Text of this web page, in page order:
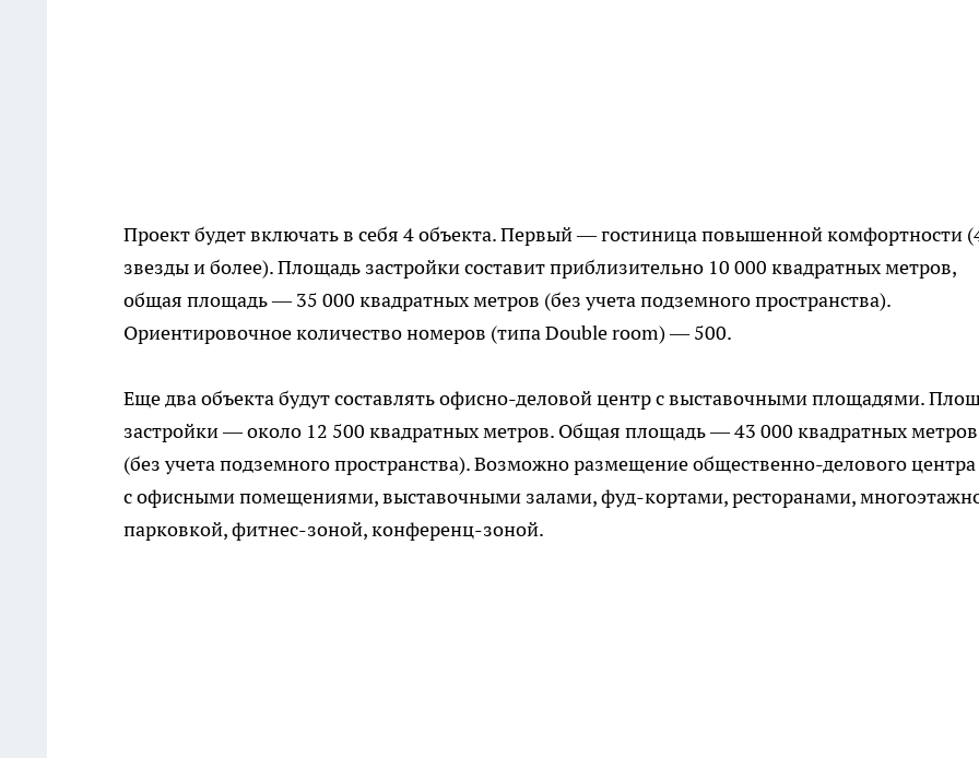
Проект будет включать в себя 4 объекта. Первый — гостиница повышенной комфортности
звезды и более). Площадь застройки составит приблизительно 10 000 квадратных метров,
общая площадь — 35 000 квадратных метров (без учета подземного пространства).
Ориентировочное количество номеров (типа Double room) — 500.
Еще два объекта будут составлять офисно-деловой центр с выставочными площадями.
застройки — около 12 500 квадратных метров. Общая площадь — 43 000 квадратных метров
(без учета подземного пространства). Возможно размещение общественно-делового центра
с офисными помещениями, выставочными залами, фуд-кортами, ресторанами,
парковкой, фитнес-зоной, конференц-зоной.